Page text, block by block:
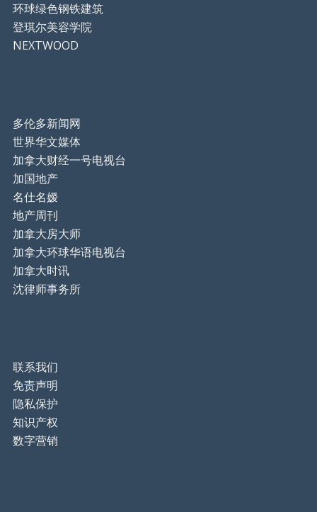
环球绿色钢铁建筑
登琪尔美容学院
NEXTWOOD
多伦多新闻网
世界华文媒体
加拿大财经一号电视台
加国地产
名仕名嫒
地产周刊
加拿大房大师
加拿大环球华语电视台
加拿大时讯
沈律师事务所
联系我们
免责声明
隐私保护
知识产权
数字营销